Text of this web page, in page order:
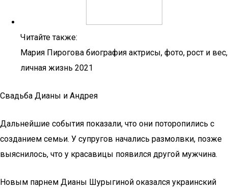
Читайте также:
Мария Пирогова биография актрисы, фото, рост и вес,
личная жизнь 2021
Свадьба Дианы и Андрея
Дальнейшие события показали, что они поторопились с
созданием семьи. У супругов начались размолвки, позже
выяснилось, что у красавицы появился другой мужчина.
Новым парнем Дианы Шурыгиной оказался украинский